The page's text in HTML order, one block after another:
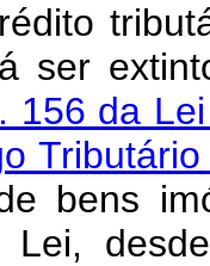
ser
156 da
bens
Lei,